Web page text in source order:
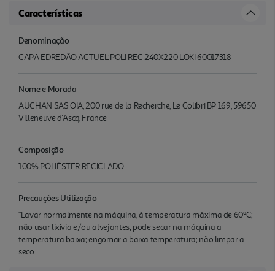
Características
Denominação
CAPA EDREDÃO ACTUEL:POLI REC 240X220 LOKI 60017318
Nome e Morada
AUCHAN SAS OIA, 200 rue de la Recherche, Le Colibri BP 169, 59650
Villeneuve d'Ascq, France
Composição
100% POLIÉSTER RECICLADO
Precauções Utilização
"Lavar normalmente na máquina, à temperatura máxima de 60ºC;
não usar lixívia e/ou alvejantes; pode secar na máquina a
temperatura baixa; engomar a baixa temperatura; não limpar a
seco.